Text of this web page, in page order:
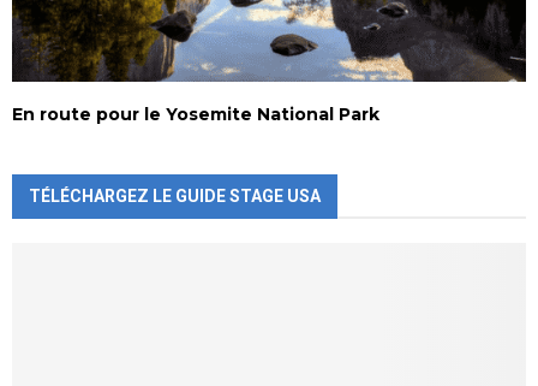
En route pour le Yosemite National Park
TÉLÉCHARGEZ LE GUIDE STAGE USA